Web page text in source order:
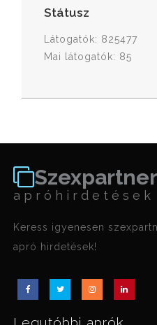
Státusz
Látogatók: 825477
Mai látogatók: 85
Szexpartner
apróhirdetések
Keress igyenesen
apró hirdetések!